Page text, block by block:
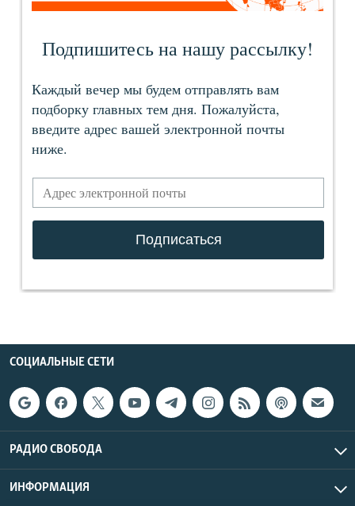
СОЦИАЛЬНЫЕ СЕТИ
РАДИО СВОБОДА
ИНФОРМАЦИЯ